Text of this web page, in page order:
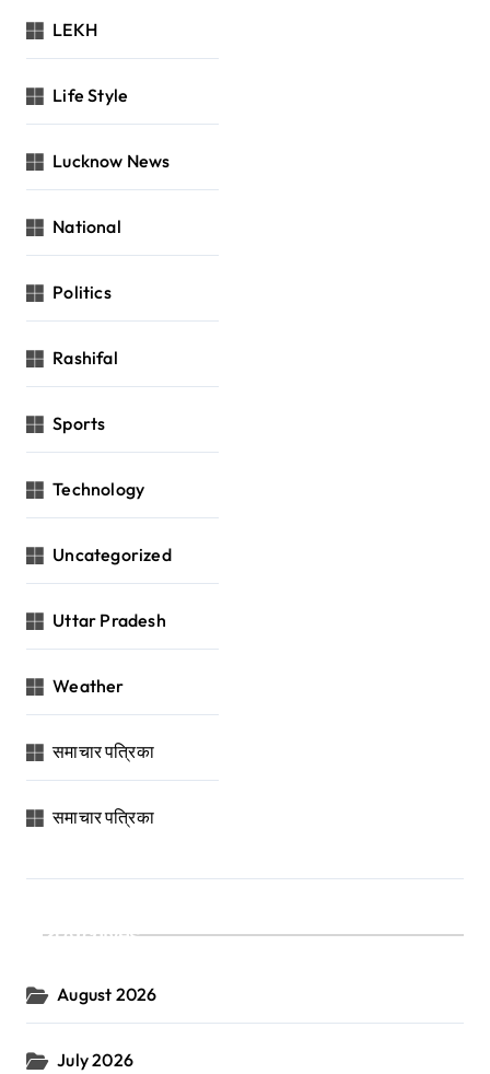
LEKH
Life Style
Lucknow News
National
Politics
Rashifal
Sports
Technology
Uncategorized
Uttar Pradesh
Weather
समाचार पत्रिका
समाचार पत्रिका
Archives
August 2026
July 2026